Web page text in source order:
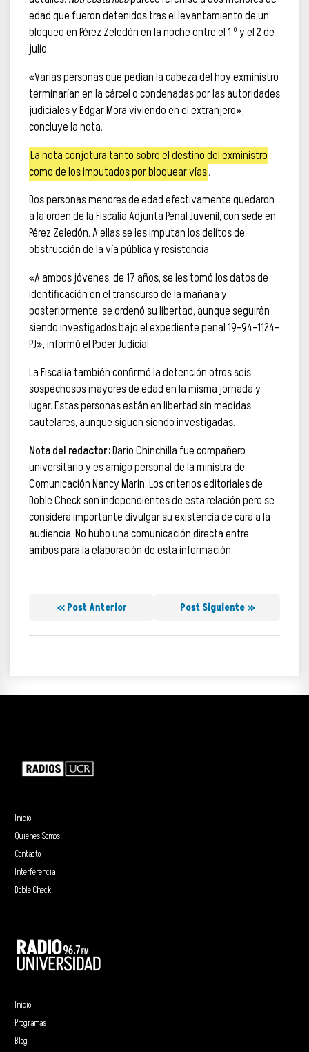
edad que fueron detenidos tras el levantamiento de un
bloqueo en Pérez Zeledón en la noche entre el 1.º y el 2 de
julio.
«Varias personas que pedían la cabeza del hoy exministro
terminarían en la cárcel o condenadas por las autoridades
judiciales y Edgar Mora viviendo en el extranjero»,
concluye la nota.
La nota conjetura tanto sobre el destino del exministro
como de los imputados por bloquear vías.
Dos personas menores de edad efectivamente quedaron
a la orden de la Fiscalía Adjunta Penal Juvenil, con sede en
Pérez Zeledón. A ellas se les imputan los delitos de
obstrucción de la vía pública y resistencia.
«A ambos jóvenes, de 17 años, se les tomó los datos de
identificación en el transcurso de la mañana y
posteriormente, se ordenó su libertad, aunque seguirán
siendo investigados bajo el expediente penal 19-94-1124-
PJ», informó el Poder Judicial.
La Fiscalía también confirmó la detención otros seis
sospechosos mayores de edad en la misma jornada y
lugar. Estas personas están en libertad sin medidas
cautelares, aunque siguen siendo investigadas.
Nota del redactor:Darío Chinchilla fue compañero
universitario y es amigo personal de la ministra de
Comunicación Nancy Marín. Los criterios editoriales de
Doble Check son independientes de esta relación pero se
considera importante divulgar su existencia de cara a la
audiencia. No hubo una comunicación directa entre
ambos para la elaboración de esta información.
« Post Anterior Post Siguiente »
Inicio
Quienes Somos
Contacto
Interferencia
Doble Check
Inicio
Programas
Blog